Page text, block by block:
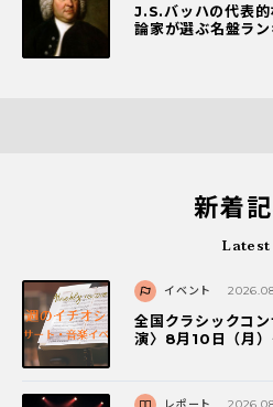
J.S.バッハの代表
論家が選ぶ名盤ラ
新着
Latest
イベント
全国クラシックコ
演〉8月10日（月）